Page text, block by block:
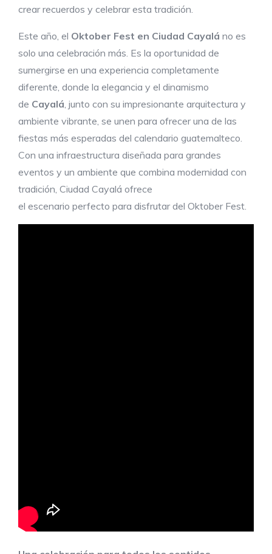
crear recuerdos y celebrar esta tradición.
Este año, el Oktober Fest en Ciudad Cayalá no es
solo una celebración más. Es la oportunidad de
sumergirse en una experiencia completamente
diferente, donde la elegancia y el dinamismo
de Cayalá , junto con su impresionante arquitectura y
ambiente vibrante, se unen para ofrecer una de las
fiestas más esperadas del calendario guatemalteco.
Con una infraestructura diseñada para grandes
eventos y un ambiente que combina modernidad con
tradición, Ciudad Cayalá ofrece
el escenario perfecto para disfrutar del Oktober Fest.